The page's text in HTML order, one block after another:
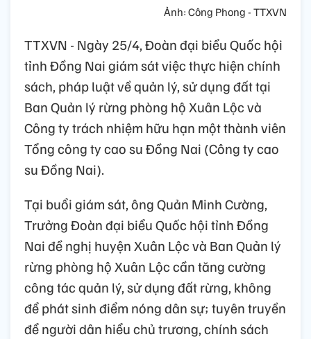
Ảnh: Công Phong - TTXVN
TTXVN - Ngày 25/4, Đoàn đại biểu Quốc hội
tỉnh Đồng Nai giám sát việc thực hiện chính
sách, pháp luật về quản lý, sử dụng đất tại
Ban Quản lý rừng phòng hộ Xuân Lộc và
Công ty trách nhiệm hữu hạn một thành viên
Tổng công ty cao su Đồng Nai (Công ty cao
su Đồng Nai).
Tại buổi giám sát, ông Quản Minh Cường,
Trưởng Đoàn đại biểu Quốc hội tỉnh Đồng
Nai đề nghị huyện Xuân Lộc và Ban Quản lý
rừng phòng hộ Xuân Lộc cần tăng cường
công tác quản lý, sử dụng đất rừng, không
để phát sinh điểm nóng dân sự; tuyên truyền
để người dân hiểu chủ trương, chính sách